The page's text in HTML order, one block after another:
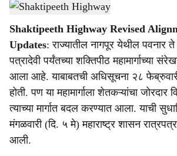
a
r
e
Shaktipeeth Highway. - (Agrowon)
Shaktipeeth Highway Revised
Updates: राज्यातील नागपूर येथील पवनार
पत्रादेवी पर्यंतच्या शक्तिपीठ महामार्गाच्या
आला आहे. याबाबतची अधिसूचना २८
होती. पण या महामार्गाला शेतकऱ्यांचा जोरदार
त्याच्या मार्गात बदल करण्यात आला. याची
मंगळवारी (दि. ५ मे) महाराष्ट्र शासन
आली.